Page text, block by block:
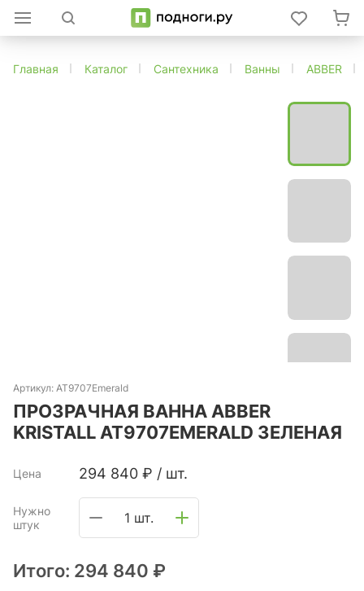
Главная Каталог Сантехника Ванны ABBER
Артикул: AT9707Emerald
ПРОЗРАЧНАЯ ВАННА ABBER
KRISTALL AT9707EMERALD ЗЕЛЕНАЯ
Цена 294 840 ₽ / шт.
Нужно
штук
1 шт.
Итого: 294 840 ₽